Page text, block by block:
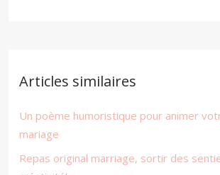
Articles similaires
Un poème humoristique pour animer
mariage
Repas original marriage, sortir des